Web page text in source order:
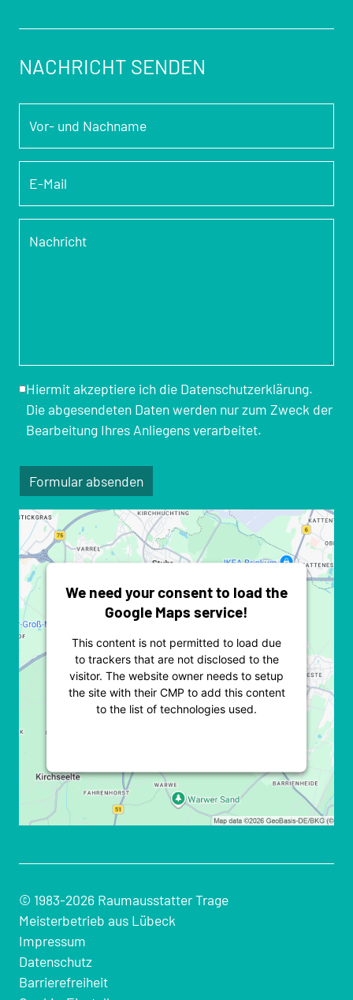
NACHRICHT SENDEN
Vor- und Nachname*
E-Mail*
Nachricht*
Hiermit akzeptiere ich die Datenschutzerklärung.
Die abgesendeten Daten werden nur zum Zweck der
Bearbeitung Ihres Anliegens verarbeitet.
Formular absenden
We need your consent to load the
Google Maps service!
This content is not permitted to load due
to trackers that are not disclosed to the
visitor. The website owner needs to setup
the site with their CMP to add this content
to the list of technologies used.
© 1983-2026 Raumausstatter Trage
Meisterbetrieb aus Lübeck
Impressum
Datenschutz
Barrierefreiheit